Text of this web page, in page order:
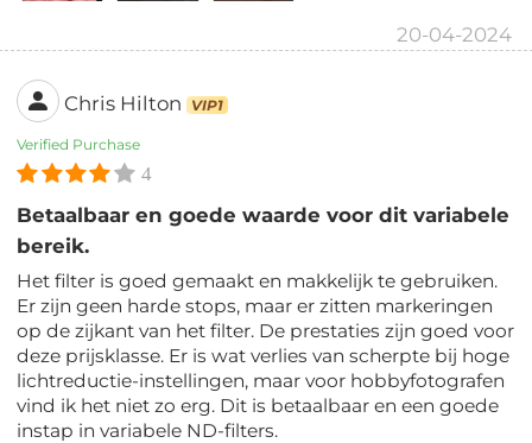
20-04-2024
Chris Hilton VIP1
Verified Purchase
4
Betaalbaar en goede waarde voor dit variabele
bereik.
Het filter is goed gemaakt en makkelijk te gebruiken.
Er zijn geen harde stops, maar er zitten markeringen
op de zijkant van het filter. De prestaties zijn goed voor
deze prijsklasse. Er is wat verlies van scherpte bij hoge
lichtreductie-instellingen, maar voor hobbyfotografen
vind ik het niet zo erg. Dit is betaalbaar en een goede
instap in variabele ND-filters.